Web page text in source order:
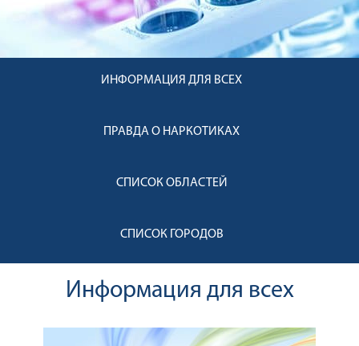
ИНФОРМАЦИЯ ДЛЯ ВСЕХ
ПРАВДА О НАРКОТИКАХ
СПИСОК ОБЛАСТЕЙ
СПИСОК ГОРОДОВ
Информация для всех